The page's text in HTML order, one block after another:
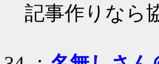
記事作りなら